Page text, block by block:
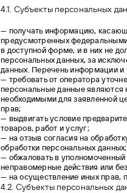
4.1. Субъекты персональных
— получать информацию,
предусмотренных
в доступной форме, и в них не
персональных данных, за
данных. Перечень информации и
— требовать от оператора
персональные данные
необходимыми для заявленной
прав;
— выдвигать условие
товаров, работ и услуг;
— на отзыв согласия на
обработки персональных данных;
— обжаловать в
неправомерные действия или
— на осуществление иных прав,
4.2. Субъекты персональных